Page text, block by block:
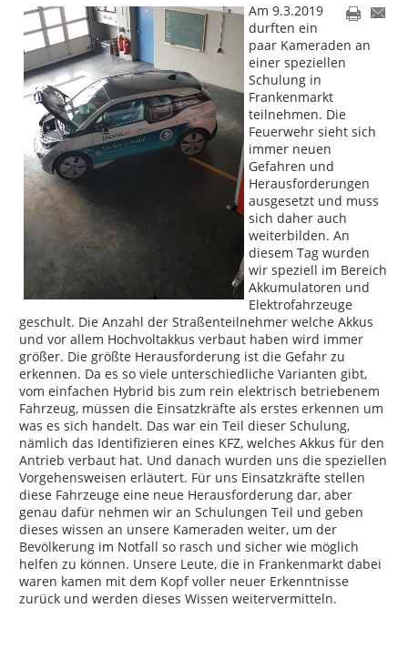
Am 9.3.2019
durften ein
paar Kameraden an
einer speziellen
Schulung in
Frankenmarkt
teilnehmen. Die
Feuerwehr sieht sich
immer neuen
Gefahren und
Herausforderungen
ausgesetzt und muss
sich daher auch
weiterbilden. An
diesem Tag wurden
wir speziell im Bereich
Akkumulatoren und
Elektrofahrzeuge
geschult. Die Anzahl der Straßenteilnehmer welche Akkus
und vor allem Hochvoltakkus verbaut haben wird immer
größer. Die größte Herausforderung ist die Gefahr zu
erkennen. Da es so viele unterschiedliche Varianten gibt,
vom einfachen Hybrid bis zum rein elektrisch betriebenem
Fahrzeug, müssen die Einsatzkräfte als erstes erkennen um
was es sich handelt. Das war ein Teil dieser Schulung,
nämlich das Identifizieren eines KFZ, welches Akkus für den
Antrieb verbaut hat. Und danach wurden uns die speziellen
Vorgehensweisen erläutert. Für uns Einsatzkräfte stellen
diese Fahrzeuge eine neue Herausforderung dar, aber
genau dafür nehmen wir an Schulungen Teil und geben
dieses wissen an unsere Kameraden weiter, um der
Bevölkerung im Notfall so rasch und sicher wie möglich
helfen zu können. Unsere Leute, die in Frankenmarkt dabei
waren kamen mit dem Kopf voller neuer Erkenntnisse
zurück und werden dieses Wissen weitervermitteln.